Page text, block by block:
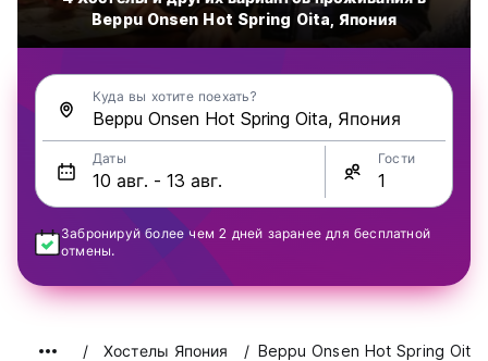
Beppu Onsen Hot Spring Oita, Япония
Куда вы хотите поехать?
Даты Гости
Забронируй более чем 2 дней заранее для бесплатной
отмены.
Хостелы Япония Beppu Onsen Hot Spring Oita